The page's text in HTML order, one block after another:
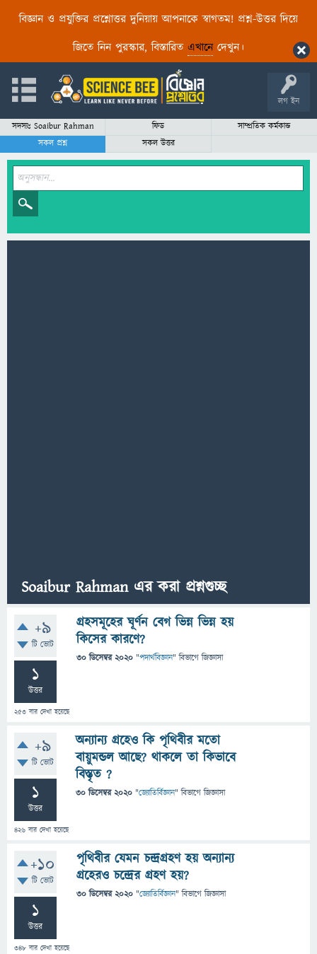
বিজ্ঞান ও প্রযুক্তির প্রশ্নোত্তর দুনিয়ায় আপনাকে স্বাগতম! প্রশ্ন-উত্তর দিয়ে
জিতে নিন পুরস্কার, বিস্তারিত এখানেদেখুন।
লগ ইন
সদস্যঃ Soaibur Rahman ফিড
সাম্প্রতিক কর্মকান্ড
সকল প্রশ্ন
সকল উত্তর
Soaibur Rahman এর করা প্রশ্নগুচ্ছ
+9
টি ভোট
1
উত্তর
253 বার দেখা হয়েছে
গ্রহসমূহের ঘূর্ণন বেগ ভিন্ন ভিন্ন হয়
কিসের কারণে?
30 ডিসেম্বর 2020 "পদার্থবিজ্ঞান" বিভাগে জিজ্ঞাসা
+9
টি ভোট
1
উত্তর
426 বার দেখা হয়েছে
অন্যান্য গ্রহেও কি পৃথিবীর মতো
বায়ুমন্ডল আছে? থাকলে তা কিভাবে
বিস্তৃত ?
30 ডিসেম্বর 2020 "জ্যোতির্বিজ্ঞান" বিভাগে জিজ্ঞাসা
+10
টি ভোট
1
উত্তর
348 বার দেখা হয়েছে
পৃথিবীর যেমন চন্দ্রগ্রহণ হয় অন্যান্য
গ্রহেরও চন্দ্রের গ্রহণ হয়?
30 ডিসেম্বর 2020 "জ্যোতির্বিজ্ঞান" বিভাগে জিজ্ঞাসা